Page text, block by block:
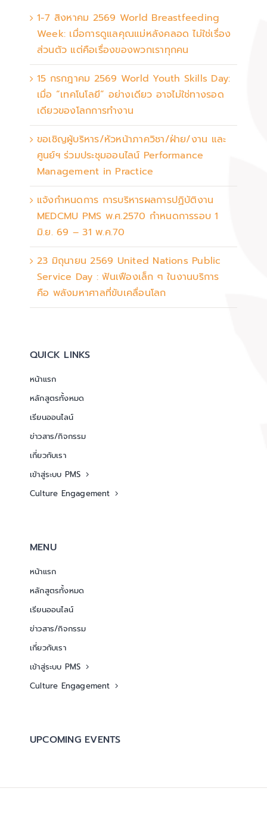
1-7 สิงหาคม 2569 World Breastfeeding
Week: เมื่อการดูแลคุณแม่หลังคลอด ไม่ใช่เรื่อง
ส่วนตัว แต่คือเรื่องของพวกเราทุกคน
15 กรกฎาคม 2569 World Youth Skills Day:
เมื่อ “เทคโนโลยี” อย่างเดียว อาจไม่ใช่ทางรอด
เดียวของโลกการทำงาน
ขอเชิญผู้บริหาร/หัวหน้าภาควิชา/ฝ่าย/งาน และ
ศูนย์ฯ ร่วมประชุมออนไลน์ Performance
Management in Practice
แจ้งกำหนดการ การบริหารผลการปฏิบัติงาน
MEDCMU PMS พ.ศ.2570 กำหนดการรอบ 1
มิ.ย. 69 – 31 พ.ค.70
23 มิถุนายน 2569 United Nations Public
Service Day : ฟันเฟืองเล็ก ๆ ในงานบริการ
คือ พลังมหาศาลที่ขับเคลื่อนโลก
QUICK LINKS
หน้าแรก
หลักสูตรทั้งหมด
เรียนออนไลน์
ข่าวสาร/กิจกรรม
เกี่ยวกับเรา
เข้าสู่ระบบ PMS
Culture Engagement
MENU
หน้าแรก
หลักสูตรทั้งหมด
เรียนออนไลน์
ข่าวสาร/กิจกรรม
เกี่ยวกับเรา
เข้าสู่ระบบ PMS
Culture Engagement
UPCOMING EVENTS